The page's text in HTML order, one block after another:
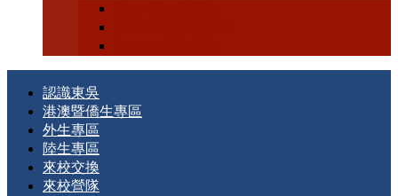
認識東吳
港澳暨僑生專區
外生專區
陸生專區
來校交換
來校營隊